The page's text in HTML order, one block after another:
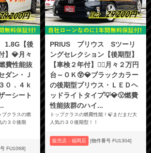
1.8G【後
】💎月々
費性能抜
ダン・Ｊ
０．４ｋ
ーシート
プクラスの燃
の３０後期
FU1068]
PRIUS プリウス Sツーリ
ングセレクション【後期型】
【車検２年付】🏳️‍🌈月々２万円
台～ＯＫ😲💎ブラックカラー
の後期型プリウス・ＬＥＤヘ
ッドライトタイプ💡💎😮燃費
性能抜群のハイ...
トップクラスの燃費性能！🍃まだまだ大
人気の３０後期型！！
販売店：福岡店 [物件番号 FU1304]